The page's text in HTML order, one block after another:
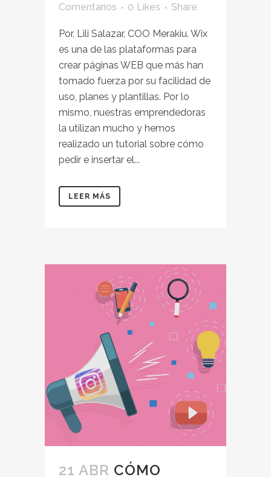
Comentarios
0 Likes Share
Por, Lili Salazar, COO Merakiu. Wix
es una de las plataformas para
crear páginas WEB que más han
tomado fuerza por su facilidad de
uso, planes y plantillas. Por lo
mismo, nuestras emprendedoras
la utilizan mucho y hemos
realizado un tutorial sobre cómo
pedir e insertar el...
LEER MÁS
21 ABR CÓMO